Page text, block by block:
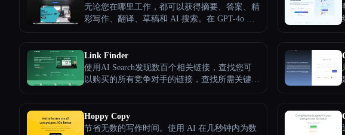
销人员、影响者和企业。
无论您在哪里工作，都可以获得摘要、答案、精
彩写作、翻译、草稿和 AI 搜索。在 GPT-4o 和
Link Finder
使用AI Search发现数百个相关链接，查找您可
以购买的所有竞争对手的链接，查找所需关键字
要再为链接多付钱了。
Hoppy Copy
节省无数的写作时间。使用 AI 在几秒钟内为数